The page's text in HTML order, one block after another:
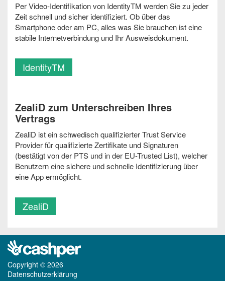
Per Video-Identifikation von IdentityTM werden Sie zu jeder
Zeit schnell und sicher identifiziert. Ob über das
Smartphone oder am PC, alles was Sie brauchen ist eine
stabile Internetverbindung und Ihr Ausweisdokument.
IdentityTM
ZealiD zum Unterschreiben Ihres
Vertrags
ZealiD ist ein schwedisch qualifizierter Trust Service
Provider für qualifizierte Zertifikate und Signaturen
(bestätigt von der PTS und in der EU-Trusted List), welcher
Benutzern eine sichere und schnelle Identifizierung über
eine App ermöglicht.
ZealiD
Copyright © 2026
Datenschutzerklärung